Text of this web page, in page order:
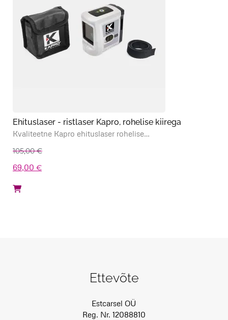
Ehituslaser - ristlaser Kapro, rohelise kiirega
Kvaliteetne Kapro ehituslaser rohelise…
105,00€
Algne
hind
69,00 €Praegune
Ettevõte
Estcarsel OÜ
Reg. Nr. 12088810